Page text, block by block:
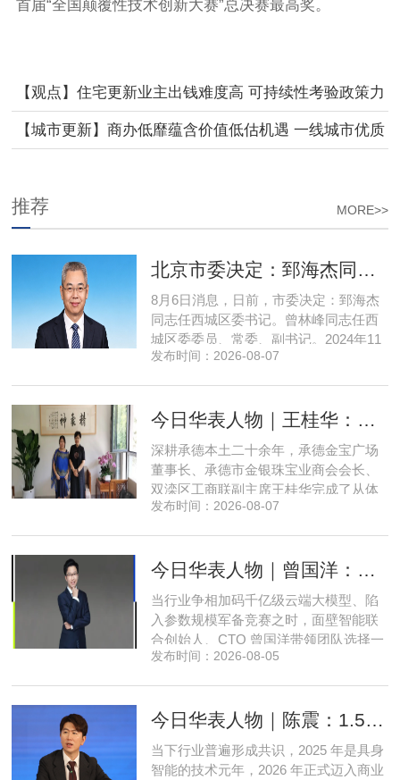
首届“全国颠覆性技术创新大赛”总决赛最高奖。
【观点】住宅更新业主出钱难度高 可持续性考验政策力
度和执行方式
【城市更新】商办低靡蕴含价值低估机遇 一线城市优质
MORE>>
推荐
8月6日消息，日前，市委决定：郅海杰
同志任西城区委书记。曾林峰同志任西
城区委委员、常委、副书记。2024年11
月，郅海杰任北京市西城区委副书记，
记、区长。至此番履新。郅海杰，男，
职研究生，中共党员。曾任北京
发布时间：2026-08-07
深耕承德本土二十余年，承德金宝广场
董事长、承德市金银珠宝业商会会长、
双滦区工商联副主席王桂华完成了从体
制内从业者、玉石珠宝创业者，到地产
来，三四线城市创业最忌讳浮躁跟风、
立足本地需求顺势迭代，方能穿
发布时间：2026-08-07
当行业争相加码千亿级云端大模型、陷
入参数规模军备竞赛之时，面壁智能联
合创始人、CTO 曾国洋带领团队选择一
条小众赛道：深耕端侧轻量化大模型，
的技术深耕与严谨的工程思维，走出国
布局中，自然流畅的全模态
发布时间：2026-08-05
当下行业普遍形成共识，2025 年是具身
智能的技术元年，2026 年正式迈入商业